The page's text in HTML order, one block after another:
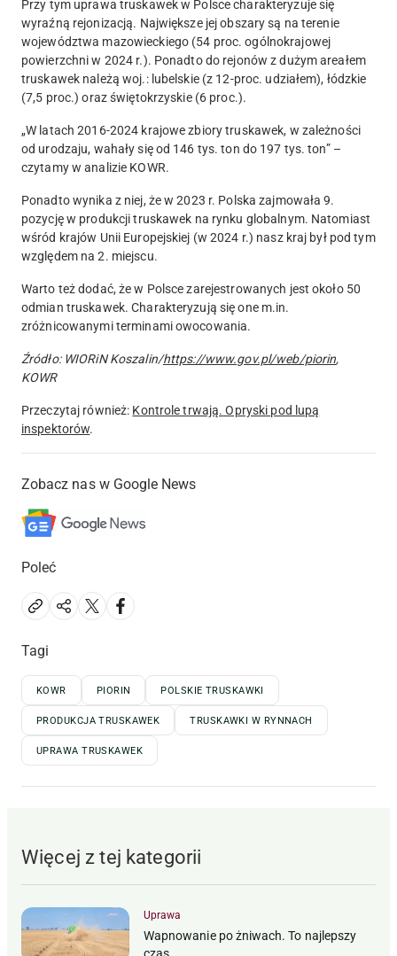
Przy tym uprawa truskawek w Polsce charakteryzuje się
wyraźną rejonizacją. Największe jej obszary są na terenie
województwa mazowieckiego (54 proc. ogólnokrajowej
powierzchni w 2024 r.). Ponadto do rejonów z dużym areałem
truskawek należą woj.: lubelskie (z 12-proc. udziałem), łódzkie
(7,5 proc.) oraz świętokrzyskie (6 proc.).
„W latach 2016-2024 krajowe zbiory truskawek, w zależności
od urodzaju, wahały się od 146 tys. ton do 197 tys. ton” –
czytamy w analizie KOWR.
Ponadto wynika z niej, że w 2023 r. Polska zajmowała 9.
pozycję w produkcji truskawek na rynku globalnym. Natomiast
wśród krajów Unii Europejskiej (w 2024 r.) nasz kraj był pod tym
względem na 2. miejscu.
Warto też dodać, że w Polsce zarejestrowanych jest około 50
odmian truskawek. Charakteryzują się one m.in.
zróżnicowanymi terminami owocowania.
Źródło: WIORiN Koszalin/https://www.gov.pl/web/piorin,
KOWR
Przeczytaj również: Kontrole trwają. Opryski pod lupą
inspektorów.
Zobacz nas w Google News
Poleć
Tagi
KOWR PIORIN POLSKIE TRUSKAWKI
PRODUKCJA TRUSKAWEK TRUSKAWKI W RYNNACH
UPRAWA TRUSKAWEK
Więcej z tej kategorii
Uprawa
Wapnowanie po żniwach. To najlepszy